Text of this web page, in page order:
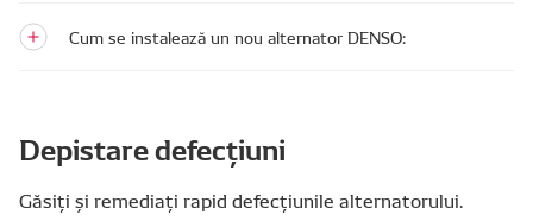
Cum se instalează un nou alternator DENSO:
Depistare defecțiuni
Găsiți și remediați rapid defecțiunile alternatorului.